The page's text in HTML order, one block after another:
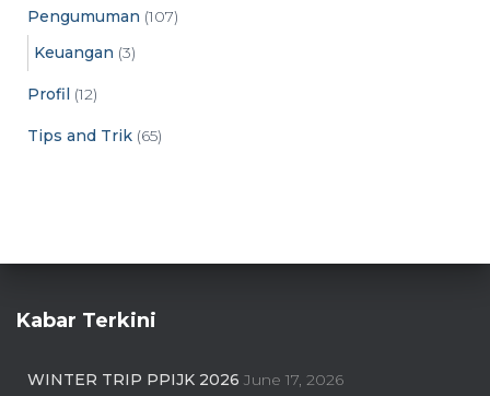
Pengumuman (107)
Keuangan (3)
Profil (12)
Tips and Trik (65)
Kabar Terkini
WINTER TRIP PPIJK 2026 June 17, 2026